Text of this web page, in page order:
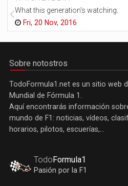
What this generation's watching.
Fri, 20 Nov, 2016
Sobre notostros
TodoFormula1.net es un sitio web
Mundial de Fórmula 1.
Aquí encontrarás información
mundo de F1: noticias, vídeos,
horarios, pilotos, escuerías,...
TodoFormula1
Pasión por la F1